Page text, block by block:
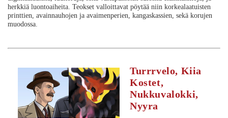
herkkiä luontoaiheita. Teokset valloittavat pöytää niin korkealaatuisten
printtien, avainnauhojen ja avaimenperien, kangaskassien, sekä korujen
muodossa.
Turrrvelo, Kiia
Kostet,
Nukkuvalokki,
Nyyra